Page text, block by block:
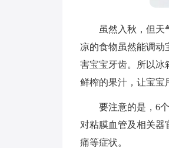
虽然入秋，但天气
凉的食物虽然能调动
害宝宝牙齿。所以冰
鲜榨的果汁，让宝宝
要注意的是，6个
对粘膜血管及相关器
痛等症状。